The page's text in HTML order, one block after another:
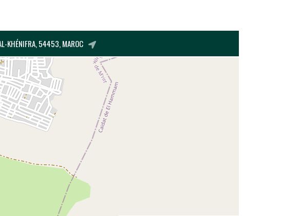
KHÉNIFRA, 54453, MAROC